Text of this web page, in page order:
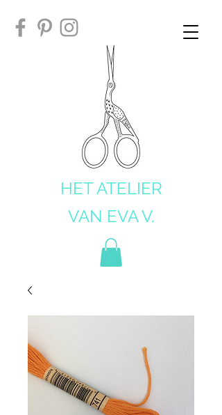
HET ATELIER
VAN EVA V.